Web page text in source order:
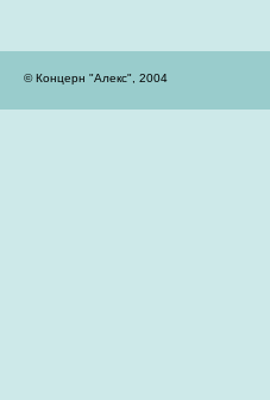
© Концерн "Алекс", 2004